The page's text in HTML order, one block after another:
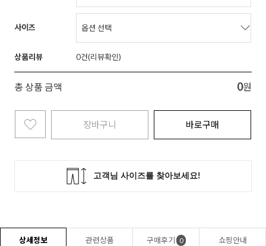
사이즈
상품리뷰 0
총 상품 금액 0원
장바구니 바로구매
상세정보 관련상품 구매후기 0 쇼핑안내